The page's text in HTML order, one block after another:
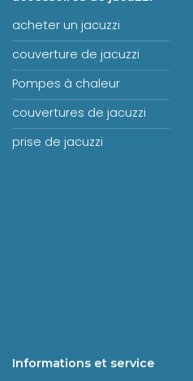
acheter un jacuzzi
couverture de jacuzzi
Pompes à chaleur
couvertures de jacuzzi
prise de jacuzzi
Informations et service